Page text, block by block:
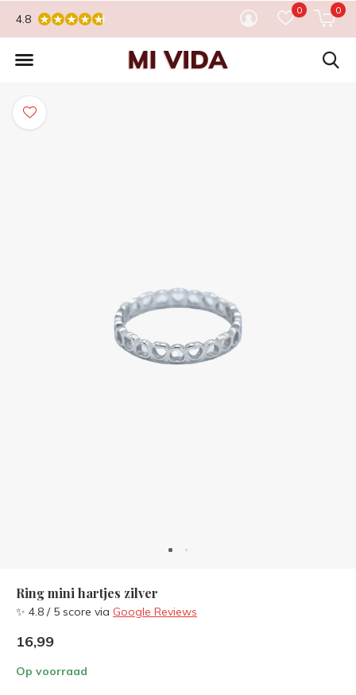
0 0
4.8
Ring mini hartjes zilver
✨ 4.8 / 5 score via Google Reviews
16,99
Op voorraad